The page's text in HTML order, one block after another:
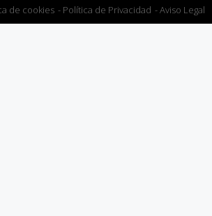
de cookies - Política de Privacidad - Aviso Legal